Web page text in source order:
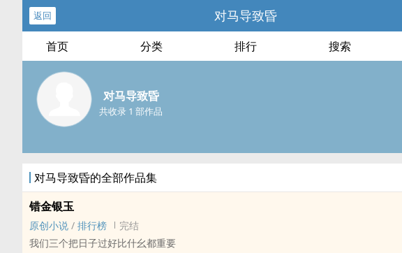
返回 对马导致昏
首页 分类 排行 搜索
对马导致昏
共收录 1 部作品
对马导致昏的全部作品集
错金银玉
原创小说 / 排行榜
完结
我们三个把日子过好比什幺都重要